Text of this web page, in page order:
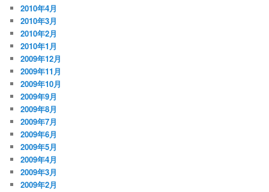
2010年4月
2010年3月
2010年2月
2010年1月
2009年12月
2009年11月
2009年10月
2009年9月
2009年8月
2009年7月
2009年6月
2009年5月
2009年4月
2009年3月
2009年2月